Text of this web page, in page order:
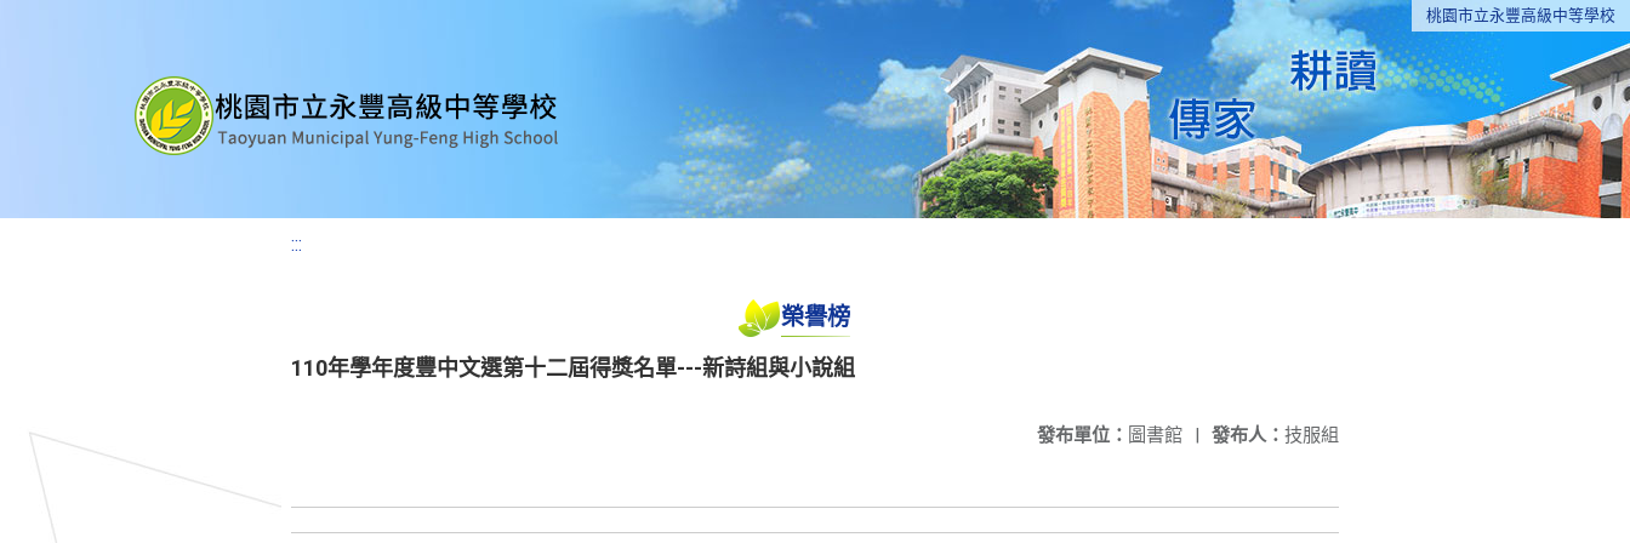
桃園市立永豐高級中等學校
:::
榮譽榜
110年學年度豐中文選第十二屆得獎名單---新詩組與小說組
發布人： 技服組
發布單位： 圖書館 |